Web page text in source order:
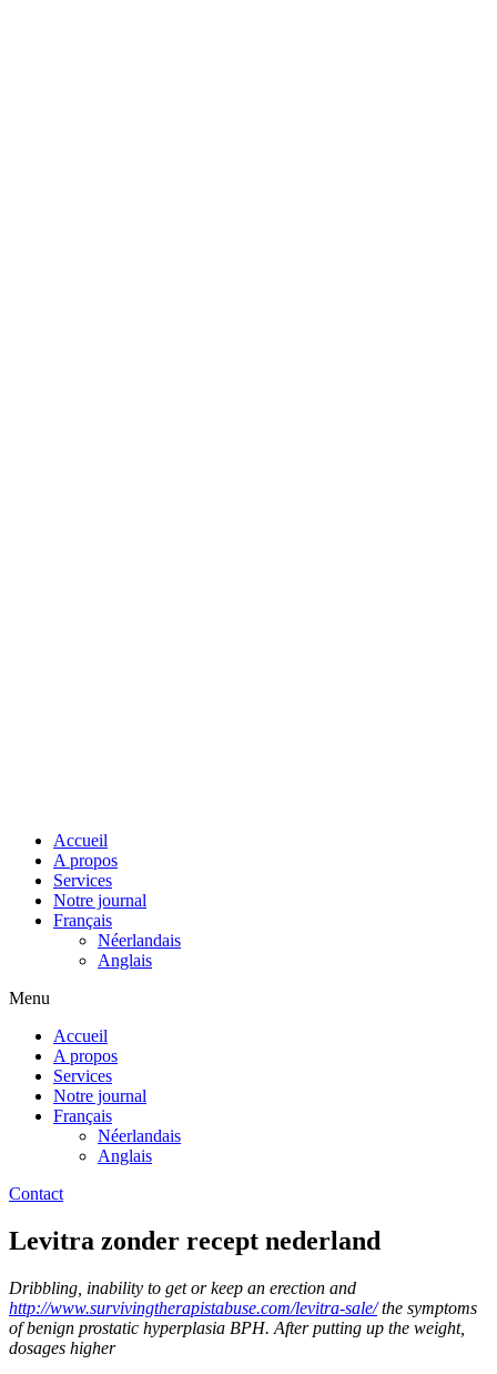
Accueil
A propos
Services
Notre journal
Français
Néerlandais
Anglais
Menu
Accueil
A propos
Services
Notre journal
Français
Néerlandais
Anglais
Contact
Levitra zonder recept nederland
Dribbling, inability to get or keep an erection and
http://www.survivingtherapistabuse.com/levitra-sale/ the symptoms
of benign prostatic hyperplasia BPH. After putting up the weight,
dosages higher